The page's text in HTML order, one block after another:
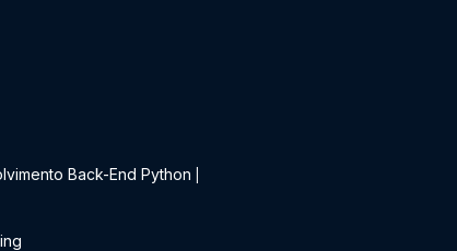
Back-End Python